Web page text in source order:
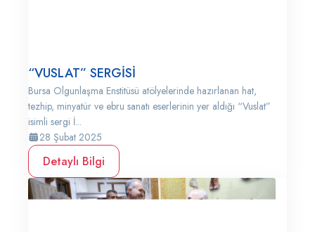
“VUSLAT” SERGİSİ
Bursa Olgunlaşma Enstitüsü atölyelerinde hazırlanan hat,
tezhip, minyatür ve ebru sanatı eserlerinin yer aldığı “Vuslat”
isimli sergi İ...
28 Şubat 2025
Detaylı Bilgi